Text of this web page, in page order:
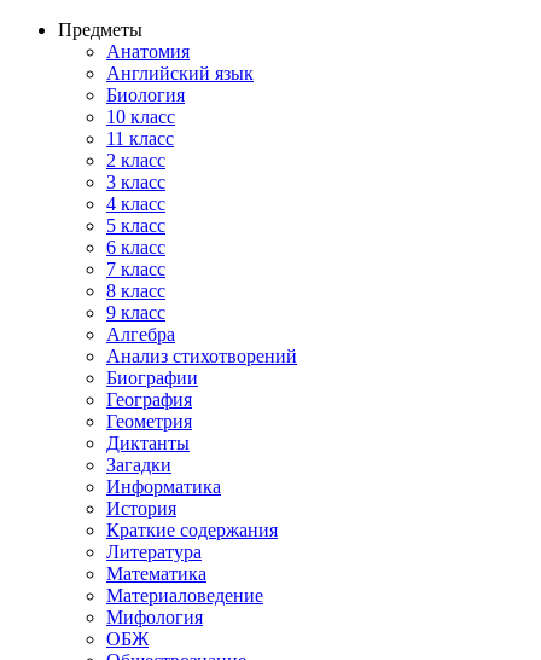
Предметы
Анатомия
Английский язык
Биология
10 класс
11 класс
2 класс
3 класс
4 класс
5 класс
6 класс
7 класс
8 класс
9 класс
Алгебра
Анализ стихотворений
Биографии
География
Геометрия
Диктанты
Загадки
Информатика
История
Краткие содержания
Литература
Математика
Материаловедение
Мифология
ОБЖ